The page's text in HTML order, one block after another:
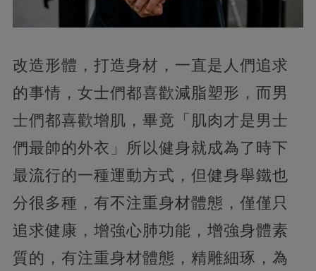
改造形體，打造身材，一直是人們追求
的事情，女士們都喜歡減脂塑形，而男
士們都喜歡增肌，畢竟「肌肉才是男士
們最帥的外衣」所以健身就成為了時下
最流行的一種運動方式，但健身舉鐵也
分很多種，有不注重身材體態，僅僅只
追求健康，增強心肺功能，增強身體素
質的，有注重身材體態，精雕細琢，為